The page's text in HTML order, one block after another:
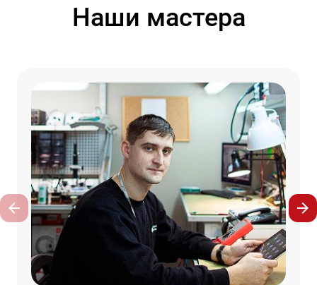
Наши мастера